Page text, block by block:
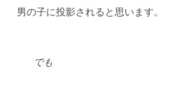
男の子に投影されると思います。
でも